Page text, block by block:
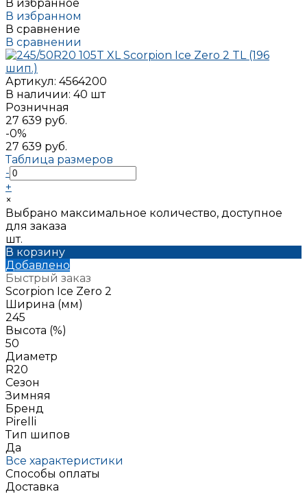
В избранное
В избранном
В сравнение
В сравнении
Артикул: 4564200
В наличии: 40 шт
Розничная
27 639 руб.
-0%
27 639 руб.
Таблица размеров
-
+
×
Выбрано максимальное количество, доступное
для заказа
шт.
В корзину
Добавлено
Быстрый заказ
Scorpion Ice Zero 2
Ширина (мм)
245
Высота (%)
50
Диаметр
R20
Сезон
Зимняя
Бренд
Pirelli
Тип шипов
Да
Все характеристики
Способы оплаты
Доставка